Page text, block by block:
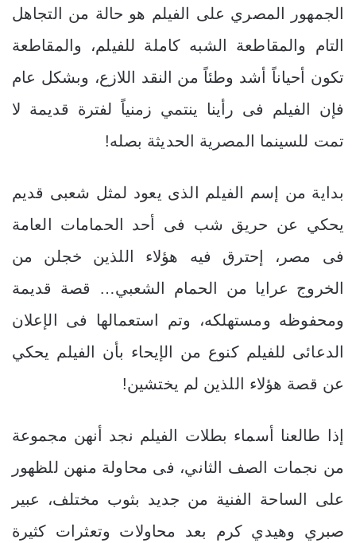
الجمهور المصري على الفيلم هو حالة من التجاهل
التام والمقاطعة الشبه كاملة للفيلم، والمقاطعة
تكون أحياناً أشد وطئاً من النقد اللازع، وبشكل عام
فإن الفيلم فى رأينا ينتمي زمنياً لفترة قديمة لا
تمت للسينما المصرية الحديثة بصله!
بداية من إسم الفيلم الذى يعود لمثل شعبى قديم
يحكي عن حريق شب فى أحد الحمامات العامة
فى مصر، إحترق فيه هؤلاء اللذين خجلن من
الخروج عرايا من الحمام الشعبي… قصة قديمة
ومحفوظه ومستهلكه، وتم استعمالها فى الإعلان
الدعائى للفيلم كنوع من الإيحاء بأن الفيلم يحكي
عن قصة هؤلاء اللذين لم يختشين!
إذا طالعنا أسماء بطلات الفيلم نجد أنهن مجموعة
من نجمات الصف الثاني، فى محاولة منهن للظهور
على الساحة الفنية من جديد بثوب مختلف، عبير
صبري وهيدي كرم بعد محاولات وتعثرات كثيرة